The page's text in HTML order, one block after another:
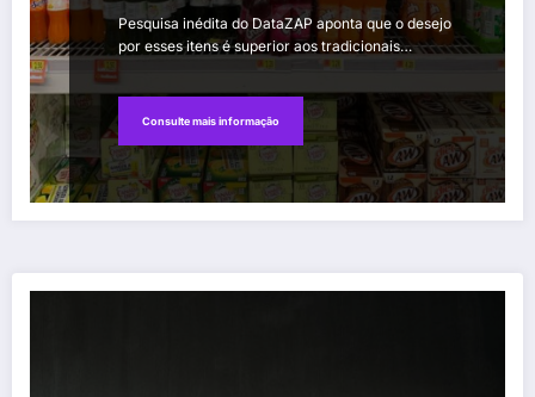
Pesquisa inédita do DataZAP aponta que o desejo
por esses itens é superior aos tradicionais…
Consulte mais informação